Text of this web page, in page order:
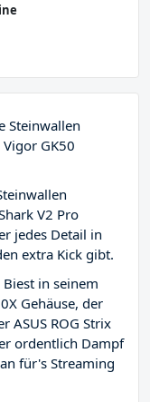
Steinwallen
GK50
V2 Pro
jedes Detail in
extra Kick gibt.
in seinem
Gehäuse, der
ASUS ROG Strix
ordentlich Dampf
für's Streaming